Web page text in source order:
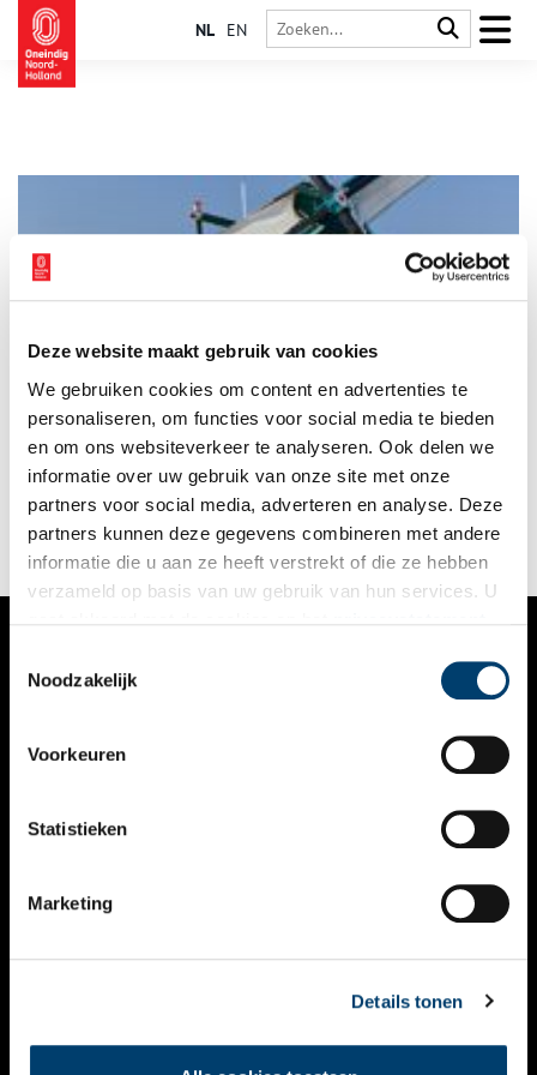
Deze website maakt gebruik van cookies
We gebruiken cookies om content en advertenties te
personaliseren, om functies voor social media te bieden
en om ons websiteverkeer te analyseren. Ook delen we
informatie over uw gebruik van onze site met onze
partners voor social media, adverteren en analyse. Deze
partners kunnen deze gegevens combineren met andere
informatie die u aan ze heeft verstrekt of die ze hebben
verzameld op basis van uw gebruik van hun services. U
Noodzakelijk
Voorkeuren
Statistieken
Marketing
Details tonen
NL EN
Heeft De Nachtegaal nu zijn definitieve bestemming
gevonden? In zijn 400-jarig bestaan heeft de enige
korenmolen in de Beemster op verschillende plaatsen gestaan.
Zijn laatste verplaatsing is echter de meest spectaculaire.
VERHALEN
KALENDER
THEMA’S
VIDEO’S
CONTACT